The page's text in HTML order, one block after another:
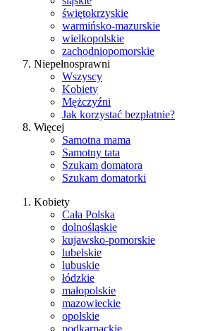
świętokrzyskie
warmińsko-mazurskie
wielkopolskie
zachodniopomorskie
Niepełnosprawni
Wszyscy
Kobiety
Mężczyźni
Jak korzystać bezpłatnie?
Więcej
Samotna mama
Samotny tata
Szukam domatora
Szukam domatorki
Kobiety
Cała Polska
dolnośląskie
kujawsko-pomorskie
lubelskie
lubuskie
łódzkie
małopolskie
mazowieckie
opolskie
podkarpackie